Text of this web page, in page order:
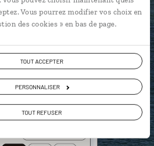
Vous pourrez modifier vos choix en
des cookies » en bas de page.
TOUT ACCEPTER
PERSONNALISER
TOUT REFUSER
souvenirs à composer
DÉCOUVRIR LUCIOLE